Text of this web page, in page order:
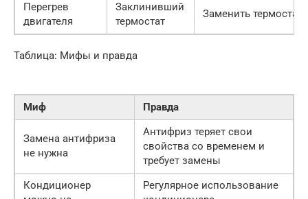
Перегрев
двигателя
Заклинивший
термостат
Заменить термостат
Таблица: Мифы и правда
Миф Правда
Замена антифриза
не нужна
Антифриз теряет свои
свойства со временем и
требует замены
Кондиционер
Регулярное использование